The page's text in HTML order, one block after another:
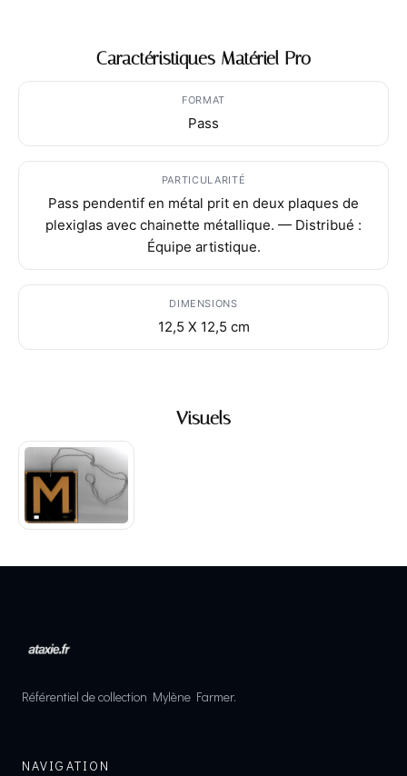
Caractéristiques Matériel Pro
FORMAT
Pass
PARTICULARITÉ
Pass pendentif en métal prit en deux plaques de
plexiglas avec chainette métallique. — Distribué :
Équipe artistique.
DIMENSIONS
12,5 X 12,5 cm
Visuels
Référentiel de collection Mylène Farmer.
NAVIGATION